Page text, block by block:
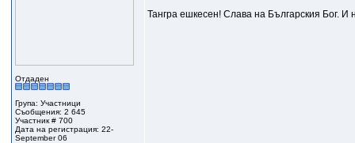
Отдаден
Група: Участници
Съобщения: 2 645
Участник # 700
Дата на регистрация: 22-
September 06
Тангра ешкесен! Слава на Българския Бог. И